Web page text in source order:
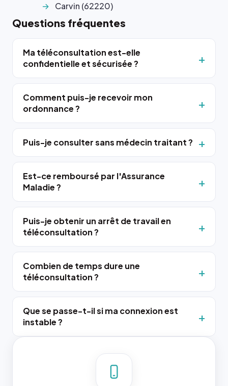
Carvin (62220)
Questions fréquentes
Ma téléconsultation est-elle
confidentielle et sécurisée ?
Comment puis-je recevoir mon
ordonnance ?
Puis-je consulter sans médecin traitant ?
Est-ce remboursé par l'Assurance
Maladie ?
Puis-je obtenir un arrêt de travail en
téléconsultation ?
Combien de temps dure une
téléconsultation ?
Que se passe-t-il si ma connexion est
instable ?